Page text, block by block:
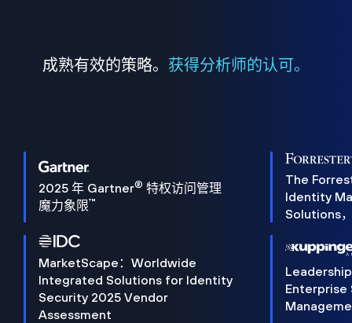
成熟有效的策略。 获得分析师的认可。
2025 年 Gartner® 特权访问管理
魔力象限™
The
Identity
Solutions
MarketScape：Worldwide
Integrated Solutions for Identity
Security 2025 Vendor
Assessment
Enterprise